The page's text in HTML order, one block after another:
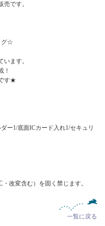
です。
グ☆
ます。
！
す★
ー1/底面ICカード入れ1/セキュリ
改変含む）を固く禁じます。
一覧に戻る